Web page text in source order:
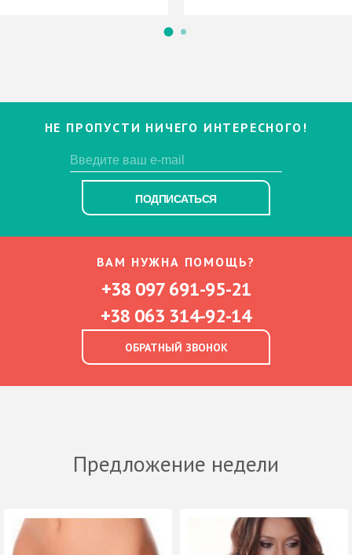
НЕ ПРОПУСТИ НИЧЕГО ИНТЕРЕСНОГО!
ПОДПИСАТЬСЯ
ВАМ НУЖНА ПОМОЩЬ?
+38 097 691-95-21
+38 063 314-92-14
ОБРАТНЫЙ ЗВОНОК
Предложение недели